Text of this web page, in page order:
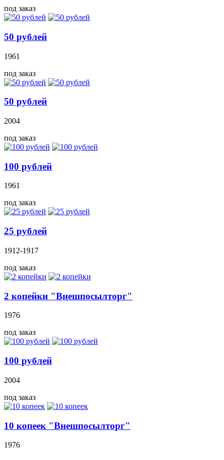
под заказ
50 рублей
1961
под заказ
50 рублей
2004
под заказ
100 рублей
1961
под заказ
25 рублей
1912-1917
под заказ
2 копейки "Внешпосылторг"
1976
под заказ
100 рублей
2004
под заказ
10 копеек "Внешпосылторг"
1976